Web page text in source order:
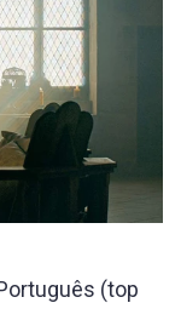
(top